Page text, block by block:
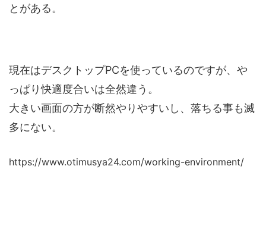
とがある。
現在はデスクトップPCを使っているのですが、や
っぱり快適度合いは全然違う。
大きい画面の方が断然やりやすいし、落ちる事も滅
多にない。
https://www.otimusya24.com/working-environment/